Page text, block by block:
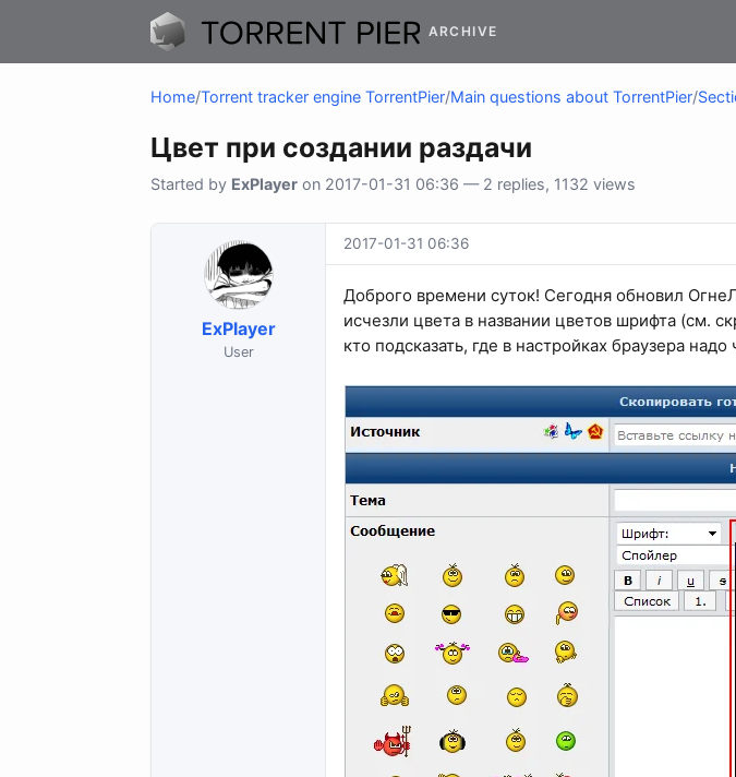
ARCHIVE
Home/Torrent tracker engine TorrentPier/Main questions about TorrentPier/
Цвет при создании раздачи
Started by ExPlayer on 2017-01-31 06:36 — 2 replies, 1132 views
ExPlayer
User
2017-01-31 06:36
Доброго времени суток! Сегодня обновил
исчезли цвета в названии цветов шрифта (см.
кто подсказать, где в настройках браузера